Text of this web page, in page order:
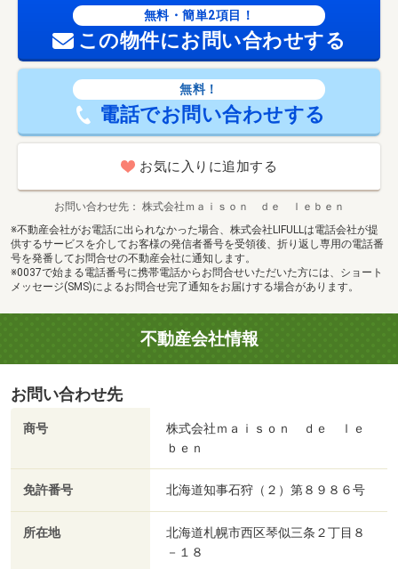
無料・簡単2項目！
この物件にお問い合わせする
無料！
電話でお問い合わせする
お気に入りに追加する
お問い合わせ先
株式会社ｍａｉｓｏｎ ｄｅ ｌｅｂｅｎ
※不動産会社がお電話に出られなかった場合、株式会社LIFULLは電話会社が提
供するサービスを介してお客様の発信者番号を受領後、折り返し専用の電話番
号を発番してお問合せの不動産会社に通知します。
※0037で始まる電話番号に携帯電話からお問合せいただいた方には、ショート
メッセージ(SMS)によるお問合せ完了通知をお届けする場合があります。
不動産会社情報
お問い合わせ先
商号
株式会社ｍａｉｓｏｎ ｄｅ ｌｅ
ｂｅｎ
免許番号 北海道知事石狩（２）第８９８６号
所在地
北海道札幌市西区琴似三条２丁目８
－１８